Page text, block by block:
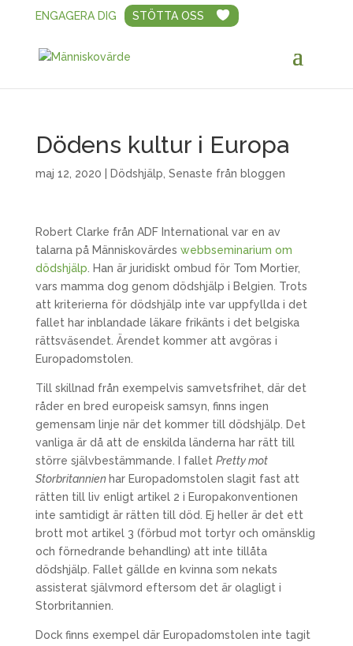
ENGAGERA DIG STÖTTA OSS
Dödens kultur i Europa
maj 12, 2020 Dödshjälp Senaste från bloggen
Robert Clarke från ADF International var en av
talarna på Människovärdes webbseminarium om
dödshjälp . Han är juridiskt ombud för Tom Mortier,
vars mamma dog genom dödshjälp i Belgien. Trots
att kriterierna för dödshjälp inte var uppfyllda i det
fallet har inblandade läkare frikänts i det belgiska
rättsväsendet. Ärendet kommer att avgöras i
Europadomstolen.
Till skillnad från exempelvis samvetsfrihet, där det
råder en bred europeisk samsyn, finns ingen
gemensam linje när det kommer till dödshjälp. Det
vanliga är då att de enskilda länderna har rätt till
större självbestämmande. I fallet Pretty mot
Storbritannien har Europadomstolen slagit fast att
rätten till liv enligt artikel 2 i Europakonventionen
inte samtidigt är rätten till död. Ej heller är det ett
brott mot artikel 3 (förbud mot tortyr och omänsklig
och förnedrande behandling) att inte tillåta
dödshjälp. Fallet gällde en kvinna som nekats
assisterat självmord eftersom det är olagligt i
Storbritannien.
Dock finns exempel där Europadomstolen inte tagit